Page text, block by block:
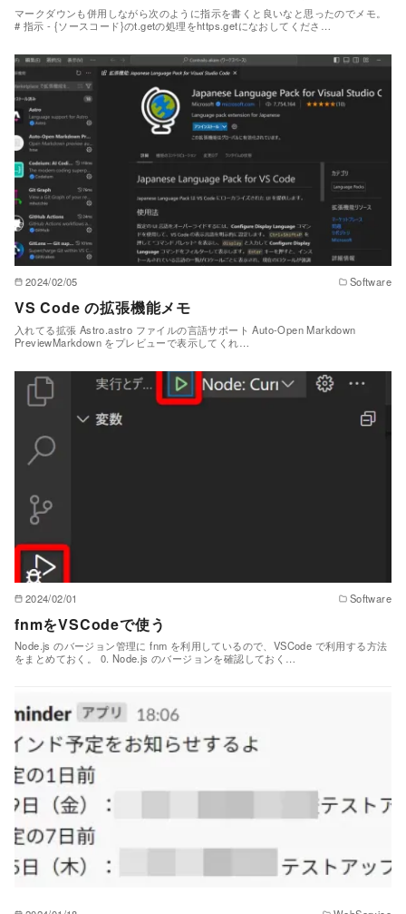
マークダウンも併用しながら次のように指示を書くと良いなと思ったのでメモ。
# 指示 - {ソースコード}のt.getの処理をhttps.getになおしてくださ…
2024/02/05 Software
VS Code の拡張機能メモ
入れてる拡張 Astro.astro ファイルの言語サポート Auto-Open Markdown
PreviewMarkdown をプレビューで表示してくれ…
2024/02/01 Software
fnmをVSCodeで使う
Node.js のバージョン管理に fnm を利用しているので、VSCode で利用する方法
をまとめておく。 0. Node.js のバージョンを確認しておく…